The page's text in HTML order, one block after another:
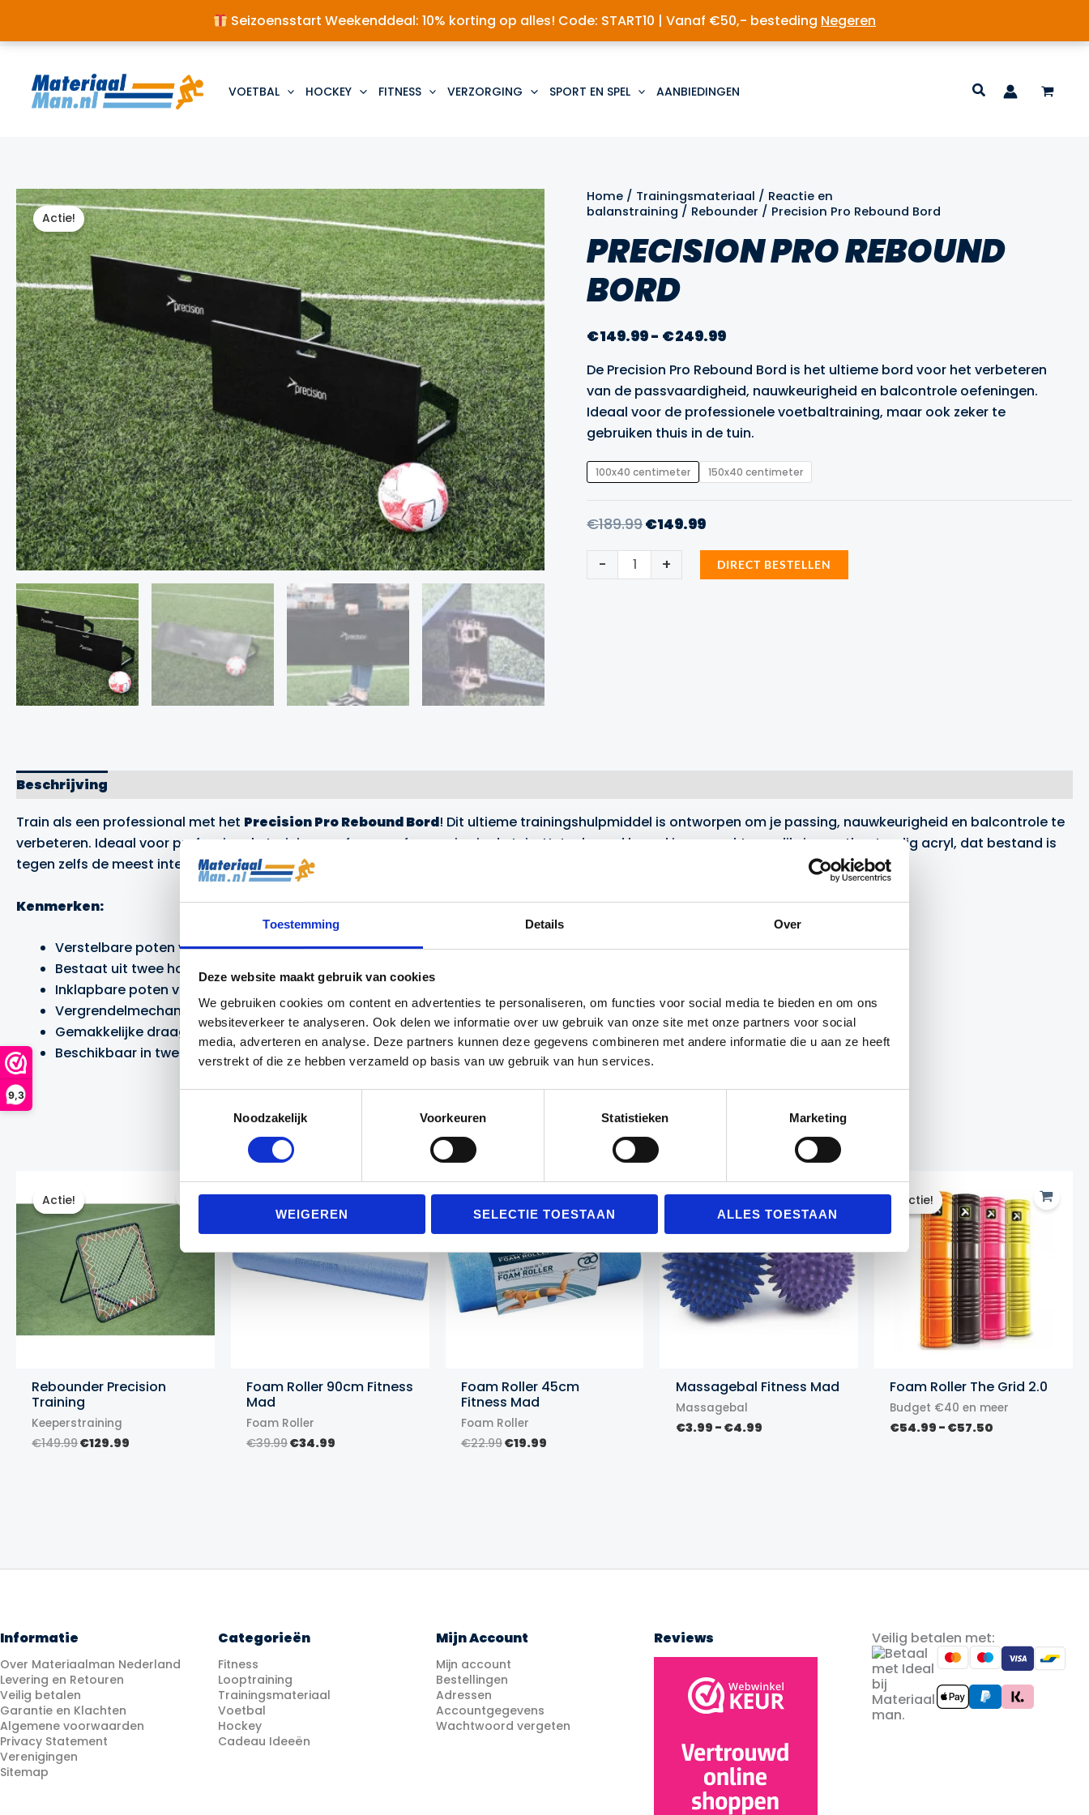
9,3
Toestemming Details Over
Deze website maakt gebruik van cookies
We gebruiken cookies om content en advertenties te personaliseren, om functies voor social media te bieden en om ons
websiteverkeer te analyseren. Ook delen we informatie over uw gebruik van onze site met onze partners voor social
media, adverteren en analyse. Deze partners kunnen deze gegevens combineren met andere informatie die u aan ze heeft
verstrekt of die ze hebben verzameld op basis van uw gebruik van hun services.
Noodzakelijk
Voorkeuren Statistieken Marketing
WEIGEREN SELECTIE TOESTAAN ALLES TOESTAAN
Seizoensstart Weekenddeal: 10% korting op alles! Code: START10 | Vanaf €50,- besteding Negeren
inhoud
VOETBAL HOCKEY FITNESS VERZORGING SPORT EN SPEL AANBIEDINGEN
Actie!
Home / Trainingsmateriaal / Reactie en
balanstraining / Rebounder / Precision Pro Rebound Bord
PRECISION PRO REBOUND
BORD
€149.99- €249.99Prijsklasse:
tot
€249.99
De Precision Pro Rebound Bord is het ultieme bord voor het verbeteren
van de passvaardigheid, nauwkeurigheid en balcontrole oefeningen.
Ideaal voor de professionele voetbaltraining, maar ook zeker te
gebruiken thuis in de tuin.
100x40 centimeter 150x40 centimeter
€189.99Oorspronkelijke
was:
€149.99Huidige
is:
-
Precision
+ DIRECT BESTELLEN
Beschrijving
Train als een professional met het Precision Pro Rebound Bord! Dit ultieme trainingshulpmiddel is ontworpen om je passing, nauwkeurigheid en balcontrole te
verbeteren. Ideaal voor professionele trainingen of voor oefensessies in de tuin. Het rebound board is gemaakt van dik, impactbestendig acryl, dat bestand is
tegen zelfs de meest intensieve trainingssessies.
Kenmerken:
Verstelbare poten voor grip op alle oppervlakken, zowel binnen als buiten.
Bestaat uit twee hoeken voor verschillende balcontrole-oefeningen, ideaal voor variatie in je training.
Inklapbare poten voor eenvoudig opbergen en transporteren.
Vergrendelmechanisme om de poten op hun plek te houden tijdens gebruik, zodat ze niet inklappen.
Gemakkelijke draaghandvatten voor extra gebruiksgemak.
Beschikbaar in twee formaten: 100 cm x 40 cm en 150 cm x 40 cm.
Gerelateerde producten
Actie!
Actie!
Rebounder Precision
Training
Keeperstraining
€149.99Oorspronkelijke
€129.99
Foam Roller 90cm Fitness
Mad
Foam Roller
€39.99Oorspronkelijke
€34.99Huidige
Foam Roller 45cm
Fitness Mad
Foam Roller
€22.99Oorspronkelijke
€19.99Huidige
Massagebal Fitness Mad
Massagebal
€3.99 - €4.99Prijsklasse:
Actie!
Actie!
Foam Roller The Grid 2.0
Budget €40 en meer
€54.99 - €57.50
Informatie
Over Materiaalman Nederland
Levering en Retouren
Veilig betalen
Garantie en Klachten
Algemene voorwaarden
Privacy Statement
Verenigingen
Sitemap
Categorieën
Fitness
Looptraining
Trainingsmateriaal
Voetbal
Hockey
Cadeau Ideeën
Mijn Account
Mijn account
Bestellingen
Adressen
Accountgegevens
Wachtwoord vergeten
Reviews Veilig betalen met: